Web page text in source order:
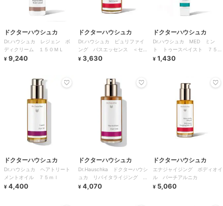
ドクターハウシュカ
Dr.ハウシュカ レジェン ボ
ディクリーム １５０ＭＬ
¥ 9,240
ドクターハウシュカ
Dr.ハウシュカ ピュリファイ
ング バスエッセンス ＜セー
ジ＞ １００ｍｌ
¥ 3,630
ドクターハウシュカ
Dr.ハウシュカ MED ミン
ト トゥースペイスト ７５ｍ
ｌ
¥ 1,430
ドクターハウシュカ
Dr.ハウシュカ ヘアトリート
メントオイル ７５ｍｌ
¥ 4,400
ドクターハウシュカ
Dr.Hauschka ドクターハウシ
ュカ リバイタライジング ヘ
ア＆スカプルトニック 100ml
¥ 4,070
ドクターハウシュカ
エナジャイジング ボディオイ
ル バーチアルニカ
¥ 5,060